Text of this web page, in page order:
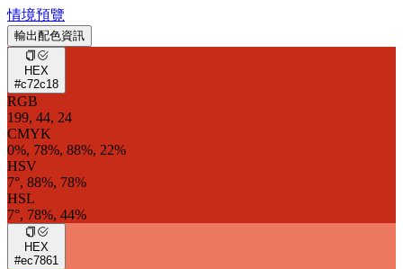
情境預覽
輸出配色資訊
HEX
#c72c18
RGB
199, 44, 24
CMYK
0%, 78%, 88%, 22%
HSV
7°, 88%, 78%
HSL
7°, 78%, 44%
HEX
#ec7861